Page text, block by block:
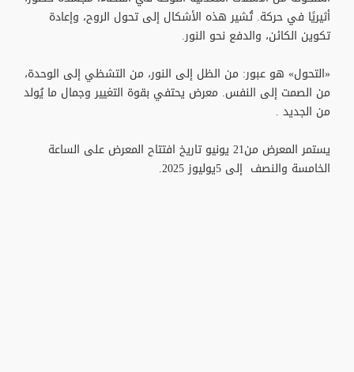
أثيريًا في حركة. تُشير هذه الأشكال إلى تحول الروح، وإعادة
تكوين الكائن، والدفع نحو النور.
«التحول» هو عبور: من الظل إلى النور، من التشظي إلى الوحدة،
من الصمت إلى النفس. معرض يحتفي بقوة التغيير وجمال ما يُولد
من الجديد .
يستمر المعرض من21 يونيو تاريخ افتتاح المعرض على الساعة
الخامسة والنصف إلى 5يوليوز 2025.